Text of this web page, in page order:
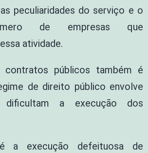
peculiaridades do serviço e o
de empresas que
atividade.
públicos também é
de direito público envolve
dificultam a execução dos
a execução defeituosa de